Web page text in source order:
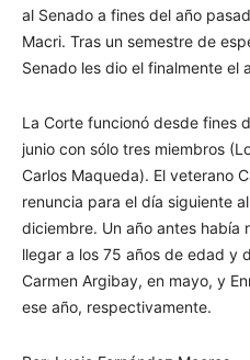
al Senado a fines del año
Macri. Tras un semestre de
Senado les dio el finalmente el
La Corte funcionó desde fines
junio con sólo tres miembros
Carlos Maqueda). El veterano
renuncia para el día siguiente
diciembre. Un año antes había
llegar a los 75 años de edad y
Carmen Argibay, en mayo, y
ese año, respectivamente.